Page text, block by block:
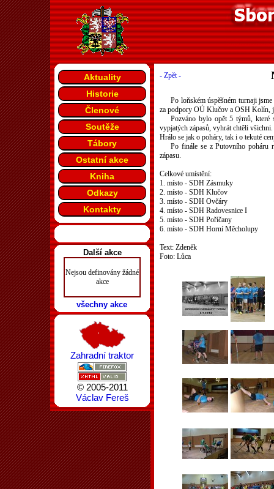
- Zpět -
Po loňském úspěšném turnaji
za podpory OÚ Klučov a OSH Kolín,
Pozváno bylo opět 5 týmů, které
vypjatých zápasů, vyhrát chtěli všichni.
Hrálo se jak o poháry, tak i o tekuté
Po finále se z Putovního poháru
zápasu.
Celkové umístění:
1. místo - SDH Zásmuky
2. místo - SDH Klučov
3. místo - SDH Ovčáry
4. místo - SDH Radovesnice I
5. místo - SDH Poříčany
6. místo - SDH Horní Měcholupy
Text: Zdeněk
Foto: Lůca
Aktuality
Historie
Členové
Soutěže
Tábory
Ostatní akce
Kniha
Odkazy
Kontakty
Další akce
Nejsou definovány žádné
akce
všechny akce
Zahradní traktor
© 2005-2011
Václav Fereš